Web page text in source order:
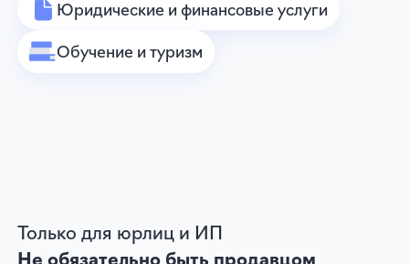
рекламный баланс,
работа специалистов бесплатна
В течение 5 рабочих дней вы получите
готовую кампанию из 3 объявлений.